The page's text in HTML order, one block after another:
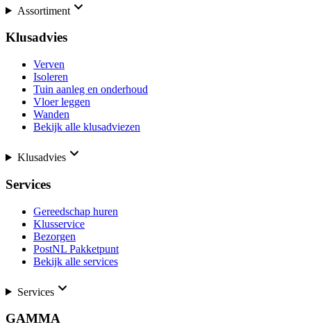
Assortiment
Klusadvies
Verven
Isoleren
Tuin aanleg en onderhoud
Vloer leggen
Wanden
Bekijk alle klusadviezen
Klusadvies
Services
Gereedschap huren
Klusservice
Bezorgen
PostNL Pakketpunt
Bekijk alle services
Services
GAMMA